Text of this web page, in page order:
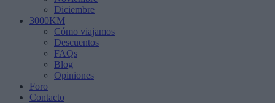
Diciembre
3000KM
Cómo viajamos
Descuentos
FAQs
Blog
Opiniones
Foro
Contacto